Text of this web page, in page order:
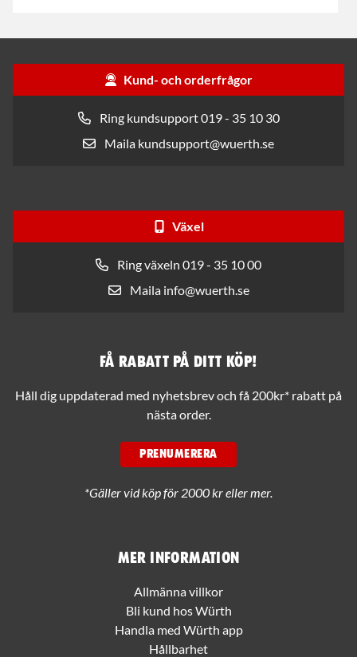
Kund- och orderfrågor
Ring kundsupport 019 - 35 10 30
Maila kundsupport@wuerth.se
Växel
Ring växeln 019 - 35 10 00
Maila info@wuerth.se
Mer information
Allmänna villkor
Bli kund hos Würth
Handla med Würth app
Hållbarhet
Få rabatt på ditt köp!
Håll dig uppdaterad med nyhetsbrev och få 200kr* rabatt på
nästa order.
PRENUMERERA
*Gäller vid köp för 2000 kr eller mer.